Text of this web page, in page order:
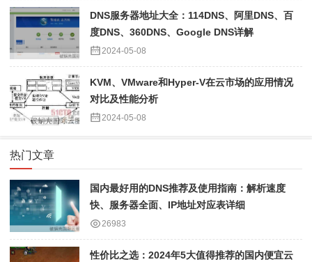
DNS服务器地址大全：114DNS、阿里DNS、百
度DNS、360DNS、Google DNS详解
2024-05-08
KVM、VMware和Hyper-V在云市场的应用情况
对比及性能分析
2024-05-08
热门文章
国内最好用的DNS推荐及使用指南：解析速度
快、服务器全面、IP地址对应表详细
26983
性价比之选：2024年5大值得推荐的国内便宜云